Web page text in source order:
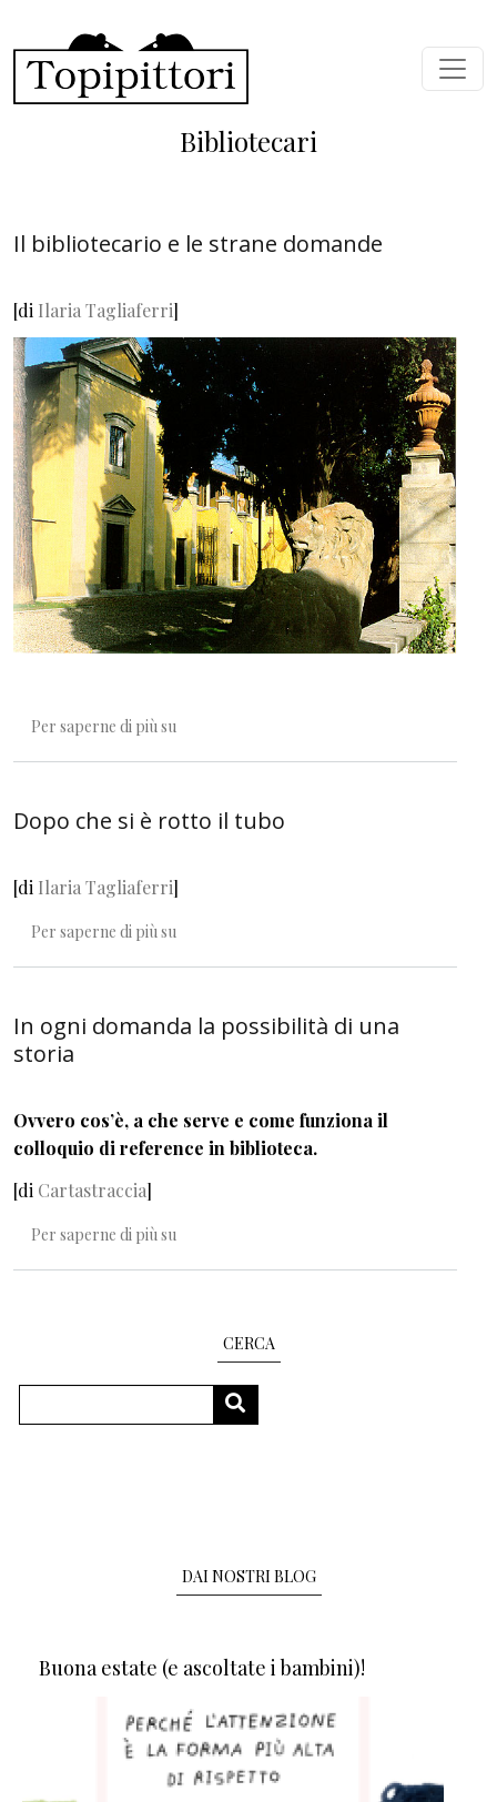
Bibliotecari
Il bibliotecario e le strane domande
[di Ilaria Tagliaferri]
Per saperne di più su
Dopo che si è rotto il tubo
[di Ilaria Tagliaferri]
Per saperne di più su
In ogni domanda la possibilità di una
storia
Ovvero cos’è, a che serve e come funziona il
colloquio di reference in biblioteca.
[di Cartastraccia]
Per saperne di più su
CERCA
CERCA
DAI NOSTRI BLOG
Buona estate (e ascoltate i bambini)!